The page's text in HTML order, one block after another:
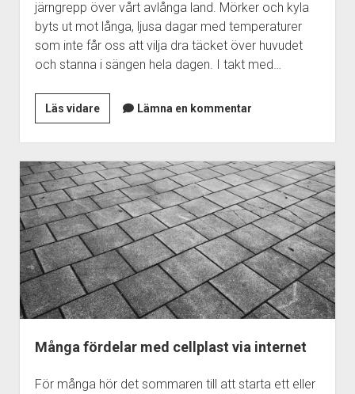
järngrepp över vårt avlånga land. Mörker och kyla
byts ut mot långa, ljusa dagar med temperaturer
som inte får oss att vilja dra täcket över huvudet
och stanna i sängen hela dagen. I takt med…
Läs vidareLåna
dig
till
en
cykel
som
passar
Lämna en kommentar
Många fördelar med cellplast via internet
För många hör det sommaren till att starta ett eller